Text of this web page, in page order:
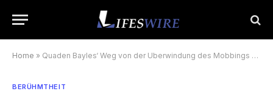
Home » Quaden Bayles‘ Weg von der Überwindung des Mobbings zum Ruhm
BERÜHMTHEIT